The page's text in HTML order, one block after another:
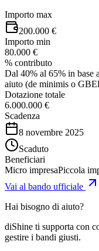
Importo max
200.000 €
Importo min
80.000 €
% contributo
Dal 40% al 65% in base
aiuto (de minimis o
Dotazione totale
6.000.000 €
Scadenza
8 novembre 2025
Scaduto
Beneficiari
Micro impresaPiccola
Vai al bando ufficiale
Hai bisogno di aiuto?
diShine ti supporta con
gestire i bandi giusti.